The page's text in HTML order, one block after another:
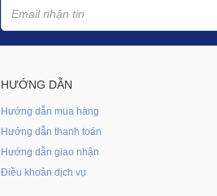
HƯỚNG DẪN
Hướng dẫn mua hàng
Hướng dẫn thanh toán
Hướng dẫn giao nhận
Điều khoản dịch vụ